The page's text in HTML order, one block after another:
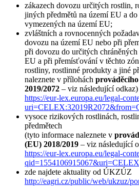
zákazech dovozu určitých rostlin,
jiných předmětů na území EU a
vymezených na území EU;
zvláštních a rovnocenných
dovozu na území EU nebo při
při dovozu do určitých
EU a při přemísťování v těchto
rostliny, rostlinné produkty a jiné
naleznete v přílohách
2019/2072 – viz následující odkaz)
https://eur-lex.europa.eu/legal-
vysoce rizikových rostlinách,
předmětech
(tyto informace naleznete v
(EU) 2018/2019 – viz následující
https://eur-lex.europa.eu/legal-
zde najdete aktuality od ÚKZÚZ
http://eagri.cz/public/web/ukzuz/